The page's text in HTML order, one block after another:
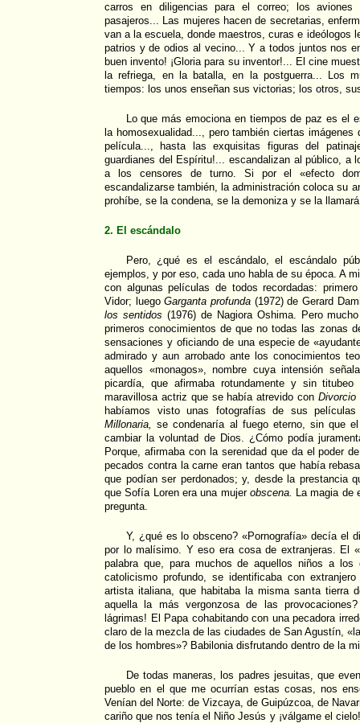
carros en diligencias para el correo; los
pasajeros... Las mujeres hacen de secretarias,
van a la escuela, donde maestros, curas e ideólogos
patrios y de odios al vecino... Y a todos juntos nos
buen invento! ¡Gloria para su inventor!... El cine
la refriega, en la batalla, en la postguerra... Los
tiempos: los unos enseñan sus victorias; los otros,
Lo que más emociona en tiempos de paz es el
la homosexualidad..., pero también ciertas
película..., hasta las exquisitas figuras del
guardianes del Espíritu!... escandalizan al público, a
a los censores de turno. Si por el «efecto
escandalizarse también, la administración coloca su
prohíbe, se la condena, se la demoniza y se la
2. El escándalo
Pero, ¿qué es el escándalo, el escándalo
ejemplos, y por eso, cada uno habla de su época. A
con algunas películas de todos recordadas:
Vidor; luegoGarganta profunda (1972) de Gerard
los sentidos (1976) de Nagiora Oshima. Pero
primeros conocimientos de que no todas las zonas
sensaciones y oficiando de una especie de
admirado y aun arrobado ante los conocimientos
aquellos «monagos», nombre cuya intensión
picardía, que afirmaba rotundamente y sin
maravillosa actriz que se había atrevido conDivorcio
habíamos visto unas fotografías de sus
Millonaria, se condenaría al fuego eterno, sin que
cambiar la voluntad de Dios. ¿Cómo podía
Porque, afirmaba con la serenidad que da el poder
pecados contra la carne eran tantos que había
que podían ser perdonados; y, desde la prestancia
que Sofía Loren era una mujer obscena. La magia de
pregunta.
Y, ¿qué es lo obsceno? «Pornografía» decía el
por lo malísimo. Y eso era cosa de extranjeras. El
palabra que, para muchos de aquellos niños a los
catolicismo profundo, se identificaba con
artista italiana, que habitaba la misma santa tierra
aquella la más vergonzosa de las
lágrimas! El Papa cohabitando con una pecadora
claro de la mezcla de las ciudades de San Agustín,
de los hombres»? Babilonia disfrutando dentro de la
De todas maneras, los padres jesuitas, que
pueblo en el que me ocurrían estas cosas, nos
Venían del Norte: de Vizcaya, de Guipúzcoa, de
cariño que nos tenía el Niño Jesús y ¡válgame el